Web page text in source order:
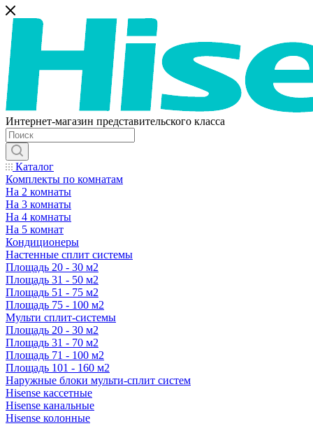
Интернет-магазин представительского класса
Каталог
Комплекты по комнатам
На 2 комнаты
На 3 комнаты
На 4 комнаты
На 5 комнат
Кондиционеры
Настенные сплит системы
Площадь 20 - 30 м2
Площадь 31 - 50 м2
Площадь 51 - 75 м2
Площадь 75 - 100 м2
Мульти сплит-системы
Площадь 20 - 30 м2
Площадь 31 - 70 м2
Площадь 71 - 100 м2
Площадь 101 - 160 м2
Наружные блоки мульти-сплит систем
Hisense кассетные
Hisense канальные
Hisense колонные